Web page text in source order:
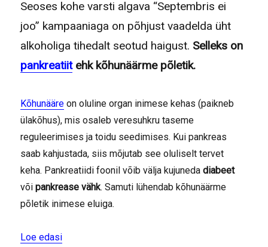
Seoses kohe varsti algava “Septembris ei
joo” kampaaniaga on põhjust vaadelda üht
alkoholiga tihedalt seotud haigust. Selleks on
pankreatiitehk kõhunäärme põletik.
Kõhunääre on oluline organ inimese kehas (paikneb
ülakõhus), mis osaleb veresuhkru taseme
reguleerimises ja toidu seedimises. Kui pankreas
saab kahjustada, siis mõjutab see oluliselt tervet
keha. Pankreatiidi foonil võib välja kujunedadiabeet
võipankrease vähk. Samuti lühendab kõhunäärme
põletik inimese eluiga.
Loe edasi“Pankreatiidi põhjustajaks ~50% juhtudest on